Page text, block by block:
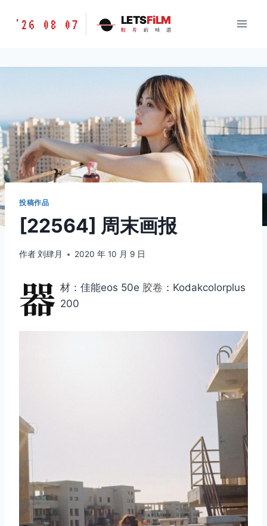
胶
味
'26 08 07 LETSFiLM
胶 片 的 味 道
投稿作品
[22564] 周末画报
作者刘肆月 2020 年 10 月 9 日
器 材：佳能eos 50e 胶卷 ：Kodakcolorplus
200